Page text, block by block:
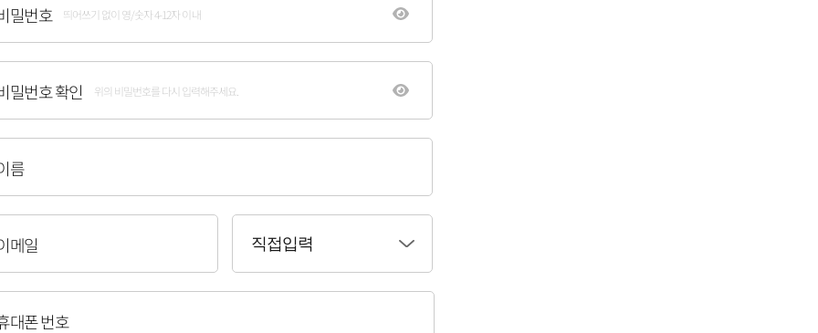
밀번호 띄어쓰기 없이 영/숫자 4-12자 이내
밀번호 확인 위의 비밀번호를 다시 입력해주세요.
름
메일 직접입력
대폰 번호